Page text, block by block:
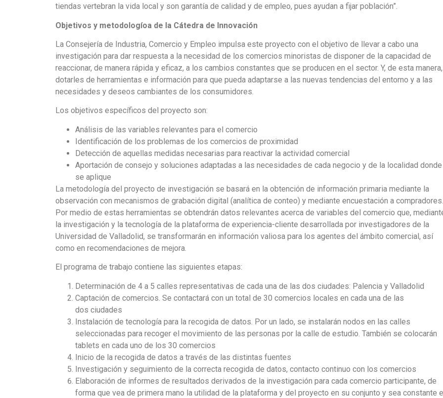
tiendas vertebran la vida local y son garantía de calidad y de empleo, pues ayudan a fijar población”.
Objetivos y metodologíoa de la Cátedra de Innovación
La Consejería de Industria, Comercio y Empleo impulsa este proyecto con el objetivo de llevar a cabo una
investigación para dar respuesta a la necesidad de los comercios minoristas de disponer de la capacidad de
reaccionar, de manera rápida y eficaz, a los cambios constantes que se producen en el sector. Y, de esta manera,
dotarles de herramientas e información para que pueda adaptarse a las nuevas tendencias del entorno y a las
necesidades y deseos cambiantes de los consumidores.
Los objetivos específicos del proyecto son:
Análisis de las variables relevantes para el comercio
Identificación de los problemas de los comercios de proximidad
Detección de aquellas medidas necesarias para reactivar la actividad comercial
Aportación de consejo y soluciones adaptadas a las necesidades de cada negocio y de la localidad donde
se aplique
La metodología del proyecto de investigación se basará en la obtención de información primaria mediante la
observación con mecanismos de grabación digital (analítica de conteo) y mediante encuestación a compradores.
Por medio de estas herramientas se obtendrán datos relevantes acerca de variables del comercio que,
la investigación y la tecnología de la plataforma de experiencia-cliente desarrollada por investigadores de la
Universidad de Valladolid, se transformarán en información valiosa para los agentes del ámbito comercial, así
como en recomendaciones de mejora.
El programa de trabajo contiene las siguientes etapas:
Determinación de 4 a 5 calles representativas de cada una de las dos ciudades: Palencia y Valladolid
Captación de comercios. Se contactará con un total de 30 comercios locales en cada una de las
dos ciudades
Instalación de tecnología para la recogida de datos. Por un lado, se instalarán nodos en las calles
seleccionadas para recoger el movimiento de las personas por la calle de estudio. También se colocarán
tablets en cada uno de los 30 comercios
Inicio de la recogida de datos a través de las distintas fuentes
Investigación y seguimiento de la correcta recogida de datos, contacto continuo con los comercios
Elaboración de informes de resultados derivados de la investigación para cada comercio participante, de
forma que vea de primera mano la utilidad de la plataforma y del proyecto en su conjunto y sea constante